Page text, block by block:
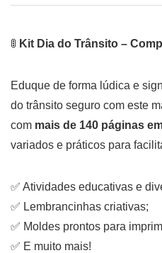
🚦 Kit Dia do Trânsito –
Eduque de forma lúdica e
do trânsito seguro com este
com mais de 140 páginas
variados e práticos para
✅ Atividades educativas e
✅ Lembrancinhas criativas;
✅ Moldes prontos para
✅ E muito mais!